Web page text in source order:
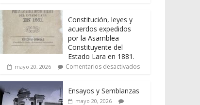
Constitución, leyes y
acuerdos expedidos
por la Asamblea
Constituyente del
Estado Lara en 1881.
mayo 20, 2026 Comentarios desactivados
Ensayos y Semblanzas
mayo 20, 2026